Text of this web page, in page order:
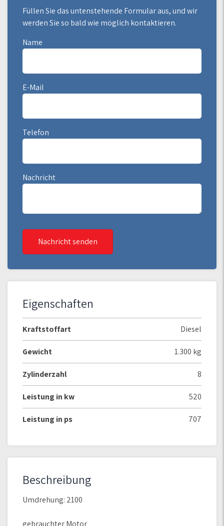
Füllen Sie das untenstehende Formular aus, und wir
werden Sie so bald wie möglich kontaktieren.
Name
E-Mail
Telefon
Nachricht
Nachricht senden
Eigenschaften
Kraftstoffart Diesel
Gewicht 1.300 kg
Zylinderzahl 8
Leistung in kw 520
Leistung in ps 707
Beschreibung
Umdrehung: 2100
gebrauchter Motor